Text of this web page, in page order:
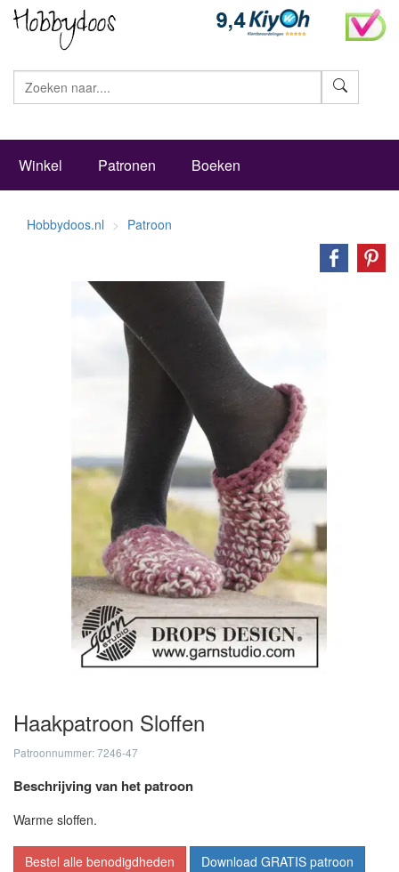
Winkel Patronen Boeken
Hobbydoos.nl Patroon
Haakpatroon Sloffen
Patroonnummer: 7246-47
Beschrijving van het patroon
Warme sloffen.
Bestel alle benodigdheden Download GRATIS patroon